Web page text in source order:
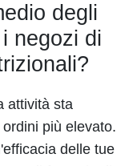
degli
negozi di
attività sta
più elevato.
delle tue